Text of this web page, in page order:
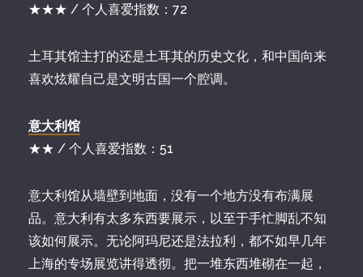
★★★ / 个人喜爱指数：72
土耳其馆主打的还是土耳其的历史文化，和中国向来
喜欢炫耀自己是文明古国一个腔调。
意大利馆
★★ / 个人喜爱指数：51
意大利馆从墙壁到地面，没有一个地方没有布满展
品。意大利有太多东西要展示，以至于手忙脚乱不知
该如何展示。无论阿玛尼还是法拉利，都不如早几年
上海的专场展览讲得透彻。把一堆东西堆砌在一起，